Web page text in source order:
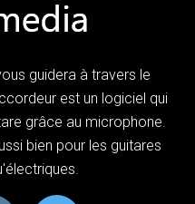
guidera à travers le
est un logiciel qui
grâce au microphone.
bien pour les guitares